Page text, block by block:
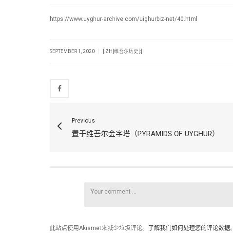
https://www.uyghur-archive.com/uighurbiz-net/40.html
SEPTEMBER 1, 2020 [:ZH]维吾尔历史[:]
Previous
置于维吾尔金字塔（PYRAMIDS OF UYGHUR）
此站点使用Akismet来减少垃圾评论。 了解我们如何处理您的评论数据。